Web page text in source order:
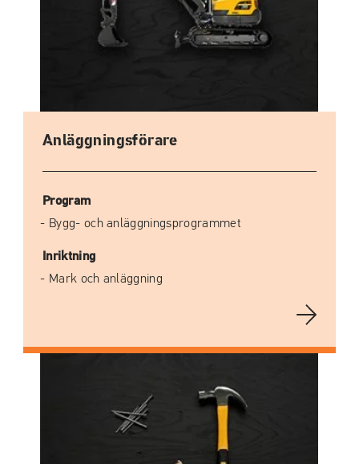
Anläggningsförare
Program
Bygg- och anläggningsprogrammet
Inriktning
Mark och anläggning